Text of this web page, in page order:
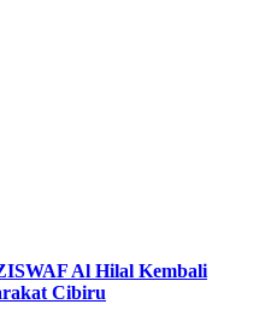
Al Hilal Kembali
Cibiru